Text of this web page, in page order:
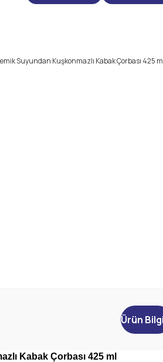
Ürün
Kabak Çorbası 425 ml